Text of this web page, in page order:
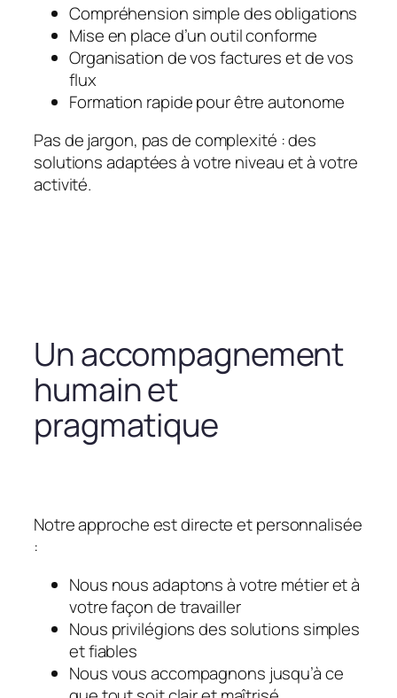
Compréhension simple des obligations
Mise en place d’un outil conforme
Organisation de vos factures et de vos
flux
Formation rapide pour être autonome
Pas de jargon, pas de complexité : des
solutions adaptées à votre niveau et à votre
activité.
Un accompagnement
humain et
pragmatique
Notre approche est directe et personnalisée
:
Nous nous adaptons à votre métier et à
votre façon de travailler
Nous privilégions des solutions simples
et fiables
Nous vous accompagnons jusqu’à ce